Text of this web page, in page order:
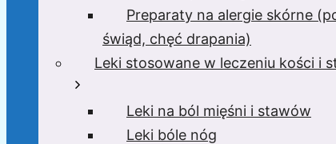
Preparaty na alergie skórne
świąd, chęć drapania)
Leki stosowane w leczeniu kości i
Leki na ból mięśni i stawów
Leki bóle nóg